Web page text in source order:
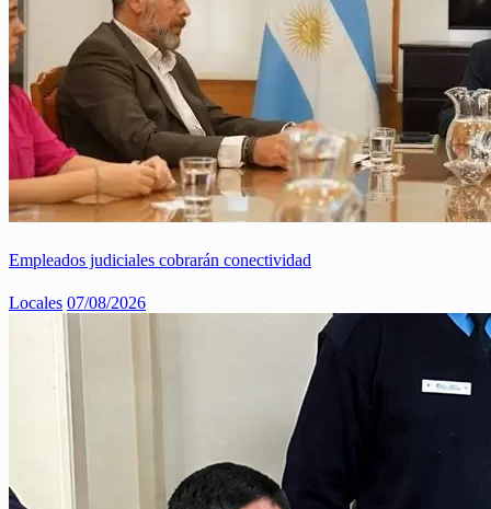
Empleados judiciales cobrarán conectividad
Locales 07/08/2026